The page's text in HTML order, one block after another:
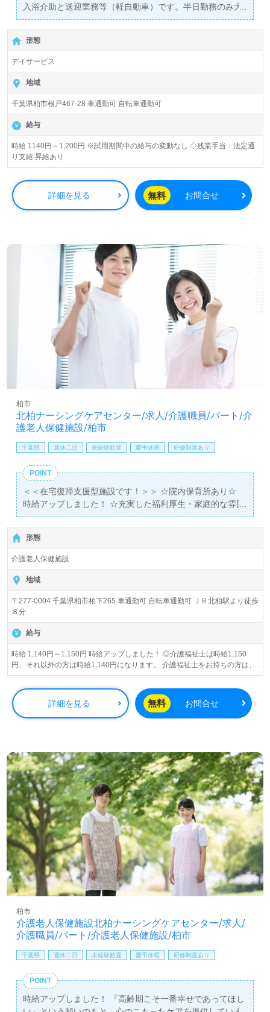
入浴介助と送迎業務等（軽自動車）です。半日勤務のみ大
歓迎！勤務日数は週1日～3日程度！女性スタッフ多数活躍
中！
形態
デイサービス
地域
千葉県柏市根戸467-28 車通勤可 自転車通勤可
給与
時給 1140円～1,200円 ※試用期間中の給与の変動なし ◇残業手当：法定通
り支給 昇給あり
詳細を見る 無料 お問合せ
北柏ナーシングケアセンター/求人/介護職員/パート/介
護老人保健施設/柏市
柏市
千葉県 週休二日 未経験歓迎 慶弔休暇 研修制度あり
POINT
＜＜在宅復帰支援型施設です！＞＞ ☆院内保育所あり☆
時給アップしました！ ☆充実した福利厚生・家庭的な雰囲
気・嬉しい特典が大人気☆ 「高齢期こそ一番幸せであって
ほしい」という願いのもと、心のこもったケアを提供して
います。
形態
介護老人保健施設
地域
〒277-0004 千葉県柏市柏下265 車通勤可 自転車通勤可 ＪＲ北柏駅より徒歩
８分
給与
時給 1,140円～1,150円 時給アップしました！ ◎介護福祉士は時給1,150
円、それ以外の方は時給1,140円になります。 介護福祉士をお持ちの方は、
非常勤で3万円、契約職員で5万円、常勤で10万円の転職支援金を支給致し
詳細を見る 無料 お問合せ
介護老人保健施設北柏ナーシングケアセンター/求人/
介護職員/パート/介護老人保健施設/柏市
柏市
千葉県 週休二日 未経験歓迎 慶弔休暇 研修制度あり
POINT
時給アップしました！ 『高齢期こそ一番幸せであってほし